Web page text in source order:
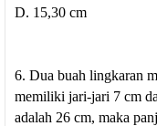
D. 15,30 cm
6. Dua buah lingkaran
memiliki jari-jari 7 cm
adalah 26 cm, maka